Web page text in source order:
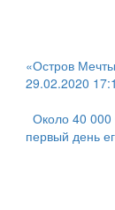
«Остров
29.02.2020
Около 40 000
первый день